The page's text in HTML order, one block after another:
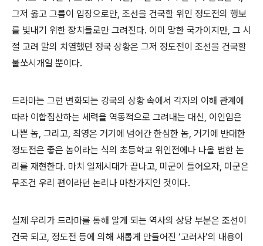
그저 옳고 그름이 입장으로만, 조선을 건국할 위인 정도전의 행보
를 빛내기 위한 장치들로만 그려진다. 이미 망한 국가이지만, 그 시
절 고려 말의 치열했던 정국 상황은 그저 정도전이 조선을 건국할
불쏘시개일 뿐이다.
드라마는 그런 변화되는 강국의 상황 속에서 각자의 이해 관계에
따라 이합집산하는 세력을 역동적으로 그려내는 대신, 이인임은
나쁜 놈, 그리고, 최영은 거기에 넘어간 한심한 놈, 거기에 반대한
정도전은 좋은 놈이라는 식의 초등학교 위인전에나 나올 법한 논
리를 재현한다. 마치 일제시대가 끝나고, 미군이 들어오자, 미군은
무조건 우리 편이라던 논리나 마찬가지인 것이다.
실제 우리가 드라마를 통해 알게 되는 역사의 상당 부분은 조선이
건국 되고, 정도전 등에 의해 새롭게 만들어진 ‘고려사’의 내용이